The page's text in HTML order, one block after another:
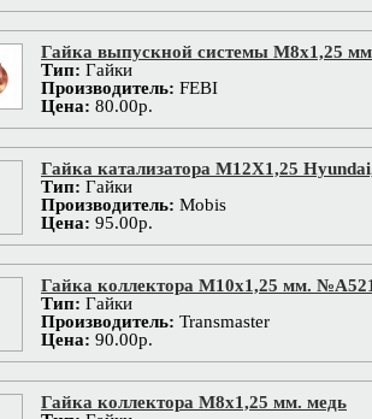
Гайка выпускной системы М8х1,25
Тип: Гайки
Производитель: FEBI
Цена: 80.00р.
Гайка катализатора М12Х1,25
Тип: Гайки
Производитель: Mobis
Цена: 95.00р.
Гайка коллектора М10х1,25 мм. №А521
Тип: Гайки
Производитель: Transmaster
Цена: 90.00р.
Гайка коллектора М8х1,25 мм. медь